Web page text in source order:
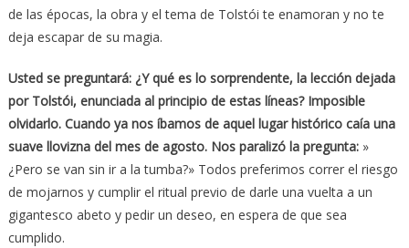
de las épocas, la obra y el tema de Tolstói te enamoran y no te
deja escapar de su magia.
Usted se preguntará: ¿Y qué es lo sorprendente, la lección dejada
por Tolstói, enunciada al principio de estas líneas? Imposible
olvidarlo. Cuando ya nos íbamos de aquel lugar histórico caía una
suave llovizna del mes de agosto. Nos paralizó la pregunta:»
¿Pero se van sin ir a la tumba?» Todos preferimos correr el riesgo
de mojarnos y cumplir el ritual previo de darle una vuelta a un
gigantesco abeto y pedir un deseo, en espera de que sea
cumplido.